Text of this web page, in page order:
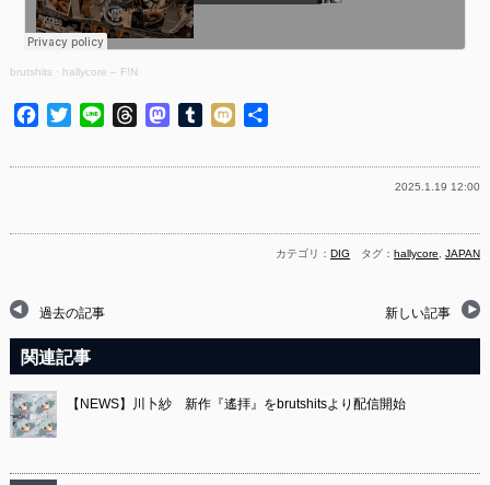
brutshits· hallycore – F!N
Facebook
TwitterLine ThreadsMastodon
Tumblr
Mixi
2025.1.19 12:00
カテゴリ：DIG タグ：hallycore ,JAPAN
過去の記事 新しい記事
関連記事
【NEWS】川卜紗 新作『遙拝』をbrutshitsより配信開始